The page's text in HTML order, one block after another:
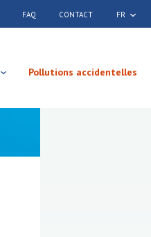
FAQ CONTACT FR
Pollutions accidentelles